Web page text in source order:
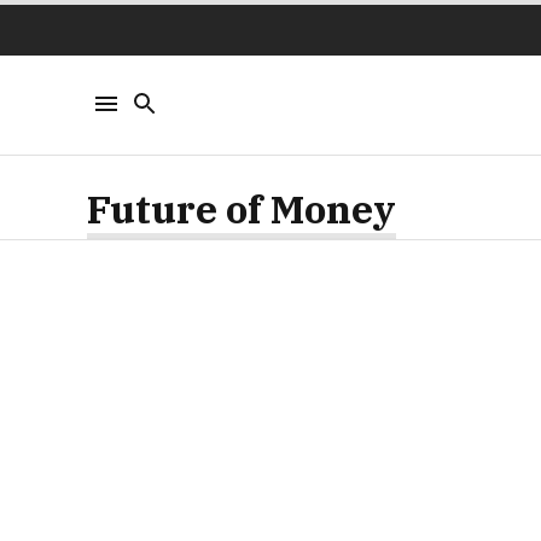
Future of Money